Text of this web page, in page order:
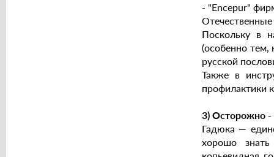
- "Encepur"
Поскольку в
(особенно тем,
русской
Также в
профилактики
3) Осторожно -
Гадюка —
хорошо